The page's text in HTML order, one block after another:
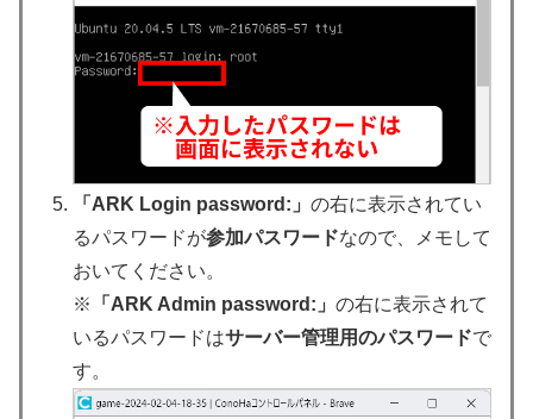
「ARK Login password:」 の右に表示されてい
るパスワードが参加パスワードなので、メモして
おいてください。
※
「ARK Admin password:」 の右に表示されて
いるパスワードはサーバー管理用のパスワードで
す。